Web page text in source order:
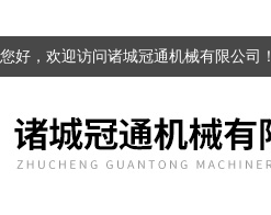
您好，欢迎访问诸城冠通机械有限公司！